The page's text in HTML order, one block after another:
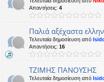
Απαντήσεις: 4
Παλιά αξέχαστα
Τελευταία δημοσίευση από
Απαντήσεις: 16
ΤΖΙΜΗΣ ΠΑΝΟΥΣΗΣ
Τελευταία δημοσίευση από